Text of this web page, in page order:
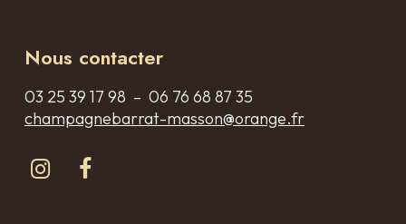
Nous contacter
03 25 39 17 98 – 06 76 68 87 35
champagnebarrat-masson@orange.fr